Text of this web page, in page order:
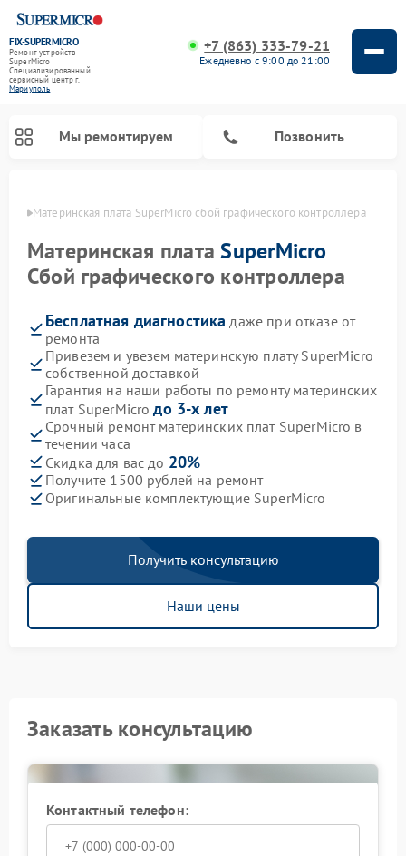
FIX-SUPERMICRO
Ремонт устройств
SuperMicro
Специализированный
cервисный центр г.
Мариуполь
+7 (863) 333-79-21
Ежедневно с 9:00 до 21:00
Мы ремонтируем Позвонить
Материнская плата SuperMicro сбой графического контроллера
Материнская платаSuperMicro
Сбой графического контроллера
Бесплатная диагностика даже при отказе от
ремонта
Привезем и увезем материнскую плату SuperMicro
собственной доставкой
Гарантия на наши работы по ремонту материнских
плат SuperMicroдо 3-х лет
Срочный ремонт материнских плат SuperMicro в
течении часа
Скидка для вас до 20%
Получите 1500 рублей на ремонт
Оригинальные комплектующие SuperMicro
Получить консультацию
Наши цены
Заказать консультацию
Контактный телефон: